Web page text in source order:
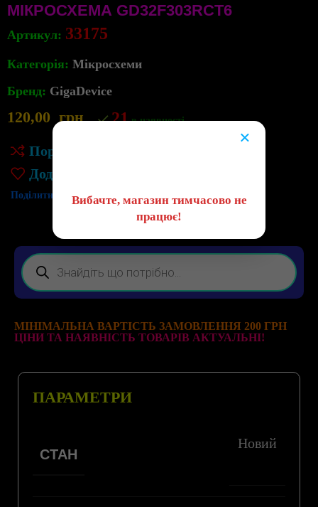
МІКРОСХЕМА GD32F303RCT6
Артикул: 33175
Категорія: Мікросхеми
Бренд: GigaDevice
120,00 грн 21в наявності
Порівняння
Додати до списку бажань
Поділитись:
МІНІМАЛЬНА ВАРТІСТЬ ЗАМОВЛЕННЯ 200 ГРН
ЦІНИ ТА НАЯВНІСТЬ ТОВАРІВ АКТУАЛЬНІ!
ПАРАМЕТРИ
СТАН
Новий
×
Вибачте, магазин тимчасово не
працює!